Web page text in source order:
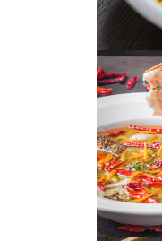
金汤酸菜鱼
酸菜鱼